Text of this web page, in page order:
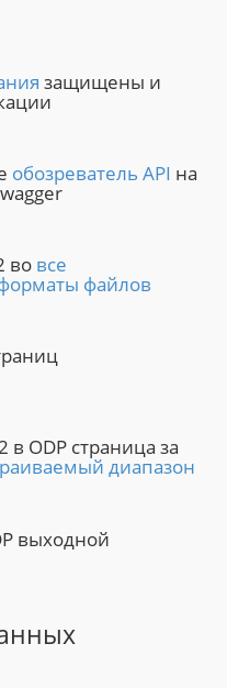
защищены и
обозреватель API на
во все
файлов
в ODP страница за
диапазон
выходной